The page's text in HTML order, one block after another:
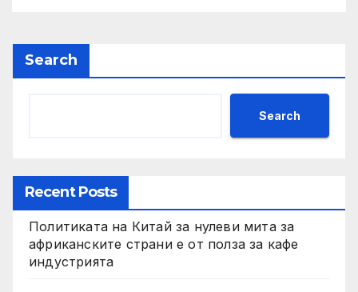
Search
Search
Recent Posts
Политиката на Китай за нулеви мита за
африканските страни е от полза за кафе
индустрията